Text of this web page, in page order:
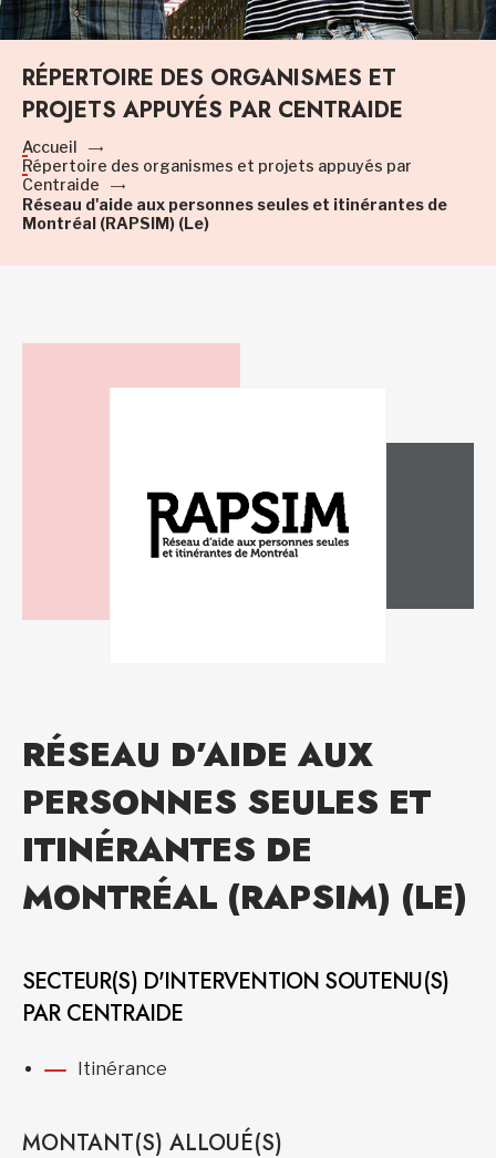
RÉPERTOIRE DES ORGANISMES ET
PROJETS APPUYÉS PAR CENTRAIDE
Accueil
Répertoire des organismes et projets appuyés par
Centraide
Réseau d'aide aux personnes seules et itinérantes de
Montréal (RAPSIM) (Le)
RÉSEAU D’AIDE AUX
PERSONNES SEULES ET
ITINÉRANTES DE
MONTRÉAL (RAPSIM) (LE)
SECTEUR(S) D'INTERVENTION SOUTENU(S)
PAR CENTRAIDE
Itinérance
MONTANT(S) ALLOUÉ(S)